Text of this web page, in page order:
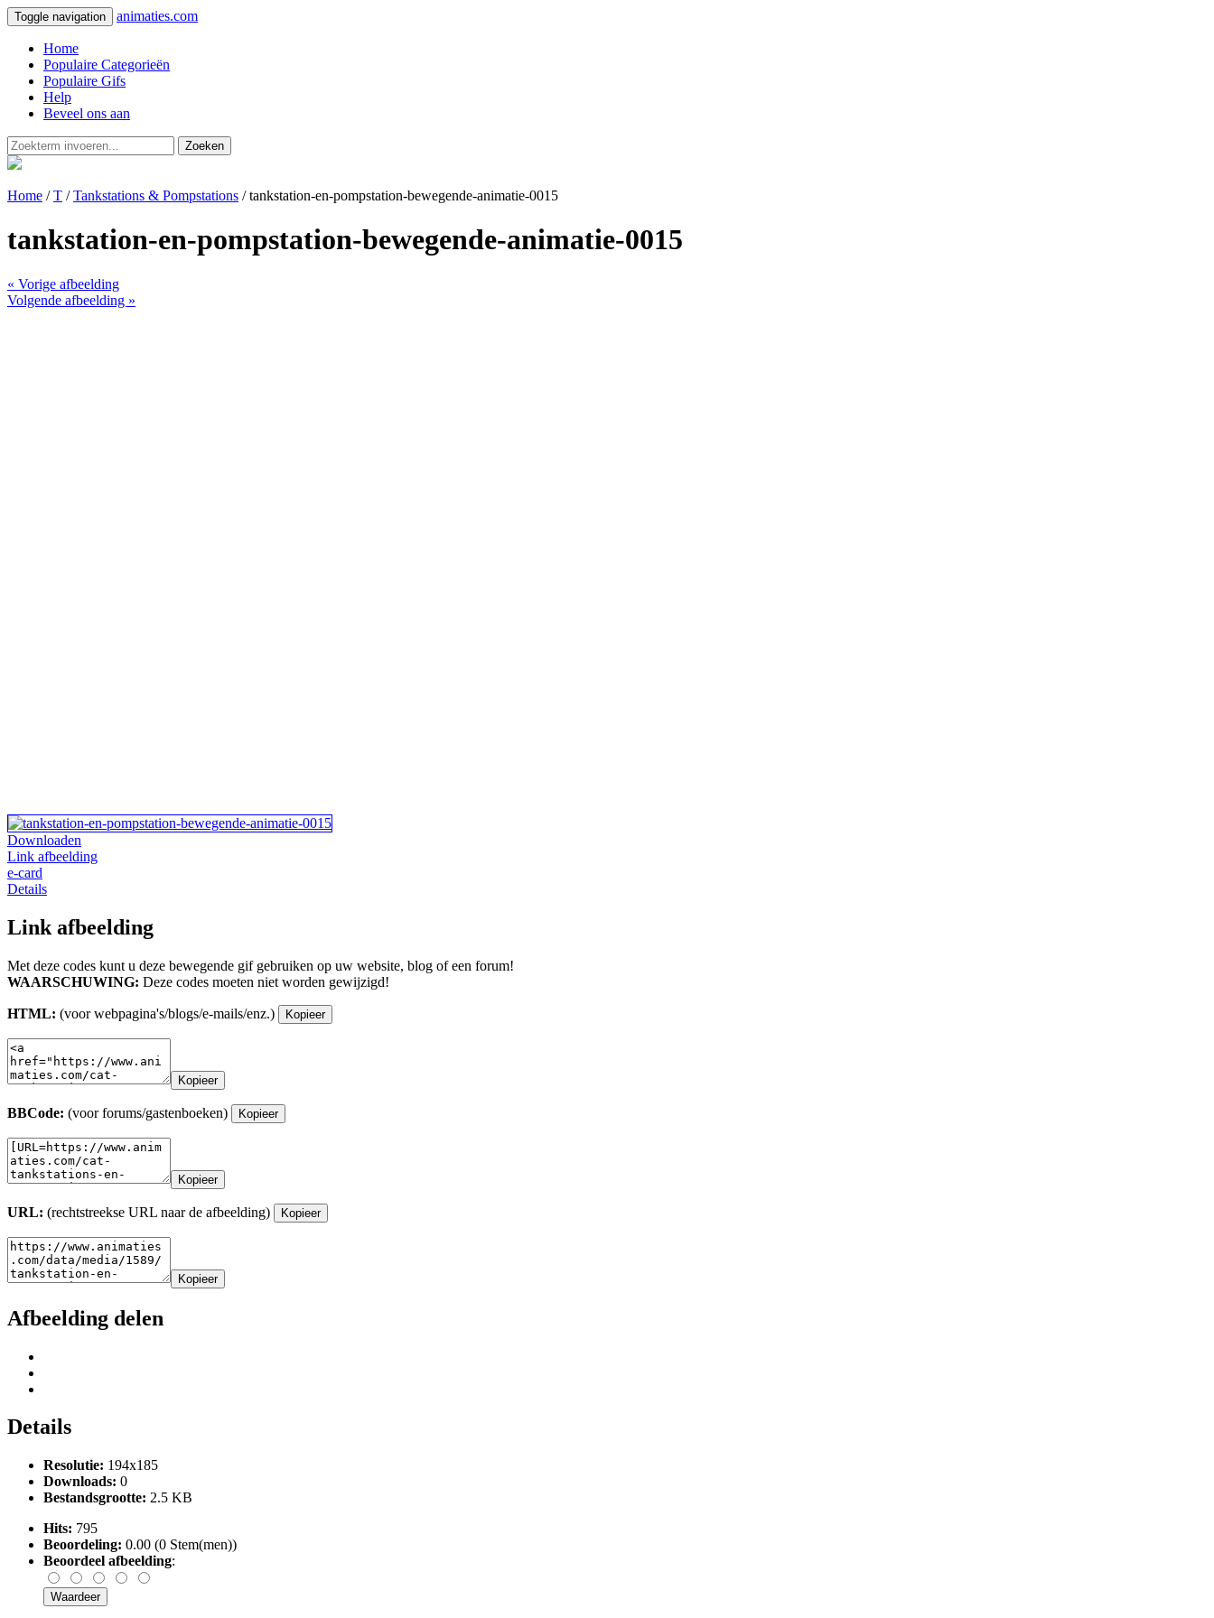
Toggle navigation animaties.com
Home
Populaire Categorieën
Populaire Gifs
Help
Beveel ons aan
Zoeken
Home /T /Tankstations & Pompstations / tankstation-en-pompstation-bewegende-animatie-0015
tankstation-en-pompstation-bewegende-animatie-0015
« Vorige afbeelding
Volgende afbeelding »
Downloaden
Link afbeelding
e-card
Details
Link afbeelding
Met deze codes kunt u deze bewegende gif gebruiken op uw website, blog of een forum!
WAARSCHUWING: Deze codes moeten niet worden gewijzigd!
HTML: (voor webpagina's/blogs/e-mails/enz.) Kopieer
Kopieer
BBCode: (voor forums/gastenboeken) Kopieer
Kopieer
URL: (rechtstreekse URL naar de afbeelding) Kopieer
Kopieer
Afbeelding delen
Details
Resolutie: 194x185
Downloads: 0
Bestandsgrootte: 2.5 KB
Hits: 795
Beoordeling: 0.00 (0 Stem(men))
Beoordeel afbeelding: